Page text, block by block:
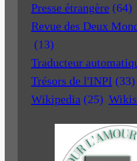
Presse étrangère (64)
Revue des Deux
(13)
Traducteur
Trésors de l'INPI (33)
Wikipedia (25)